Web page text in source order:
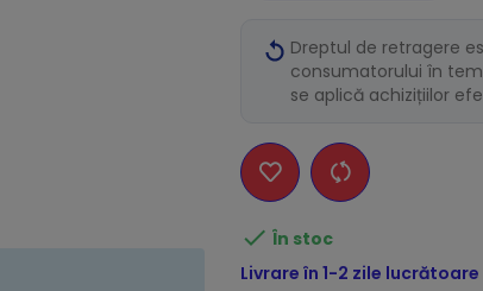
Dreptul de retragere
consumatorului în
se aplică achizițiilor
 În stoc
Livrare în 1-2 zile lucrătoare